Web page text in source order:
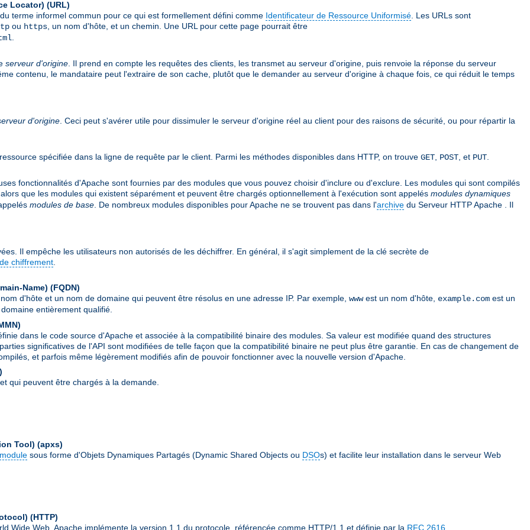
Locator) (URL)
terme informel commun pour ce qui est formellement défini comme Identificateur de Ressource Uniformisé . Les URLs sont
ou https , un nom d'hôte, et un chemin. Une URL pour cette page pourrait être
serveur d'origine . Il prend en compte les requêtes des clients, les transmet au serveur d'origine, puis renvoie la réponse du serveur
contenu, le mandataire peut l'extraire de son cache, plutôt que le demander au serveur d'origine à chaque fois, ce qui réduit le temps
d'origine . Ceci peut s'avérer utile pour dissimuler le serveur d'origine réel au client pour des raisons de sécurité, ou pour répartir la
spécifiée dans la ligne de requête par le client. Parmi les méthodes disponibles dans HTTP, on trouve GET POST , et PUT
fonctionnalités d'Apache sont fournies par des modules que vous pouvez choisir d'inclure ou d'exclure. Les modules qui sont compilés
que les modules qui existent séparément et peuvent être chargés optionnellement à l'exécution sont appelés modules dynamiques
modules de base . De nombreux modules disponibles pour Apache ne se trouvent pas dans l'archive du Serveur HTTP Apache . Il
Il empêche les utilisateurs non autorisés de les déchiffrer. En général, il s'agit simplement de la clé secrète de
chiffrement
Name) (FQDN)
d'hôte et un nom de domaine qui peuvent être résolus en une adresse IP. Par exemple, wwwest un nom d'hôte, example.com est un
entièrement qualifié.
)
dans le code source d'Apache et associée à la compatibilité binaire des modules. Sa valeur est modifiée quand des structures
significatives de l'API sont modifiées de telle façon que la compatibilité binaire ne peut plus être garantie. En cas de changement de
et parfois même légèrement modifiés afin de pouvoir fonctionner avec la nouvelle version d'Apache.
qui peuvent être chargés à la demande.
Tool) (apxs)
module sous forme d'Objets Dynamiques Partagés (Dynamic Shared Objects ou DSOs) et facilite leur installation dans le serveur Web
(HTTP)
Wide Web. Apache implémente la version 1.1 du protocole, référencée comme HTTP/1.1 et définie par la RFC 2616